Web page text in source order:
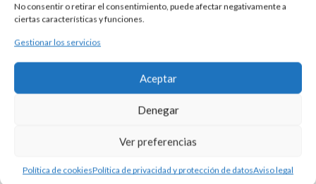
No consentir o retirar el consentimiento, puede afectar negativamente a
ciertas características y funciones.
Gestionar los servicios
Aceptar
Denegar
Ver preferencias
Política de cookiesPolítica de privacidad y protección de datosAviso legal
Para cualquier consulta contacte con nosotros.
Sortija de plata 925 con pluma como motivo central.
Productos Relacionados